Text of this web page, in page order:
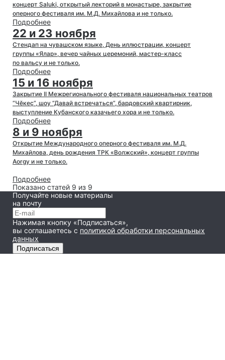
концерт Saluki, открытый лекторий в монастыре, закрытие
оперного фестиваля им. М.Д. Михайлова и не только.
Подробнее
22 и 23 ноября
Стендап на чувашском языке, День иллюстрации, концерт
группы «Ялар», вечер чайных церемоний, мастер-класс
по вальсу и не только.
Подробнее
15 и 16 ноября
Закрытие II Межрегионального фестиваля национальных театров
“Чĕкеҫ”, шоу “Давай встречаться”, бардовский квартирник,
выступление Кубанского казачьего хора и не только.
Подробнее
8 и 9 ноября
Открытие Международного оперного фестиваля им. М.Д.
Михайлова, день рождения ТРК «Волжский», концерт группы
Aorgy и не только.
Подробнее
Показано статей 9 из 9
Получайте новые материалы
на почту
Нажимая кнопку «Подписаться»,
вы соглашаетесь с политикой обработки персональных
данных
Подписаться